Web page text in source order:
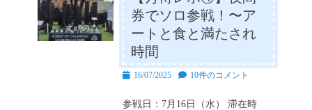
pp nk
券でソロ参戦！〜ア
ートと食と満たされ
時間
投
日
16/07/2025 10件のコメント
参戦日：7月16日（水） 滞在時